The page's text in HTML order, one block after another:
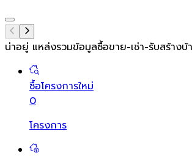
น่าอยู่ แหล่งรวมข้อมูลซื้อขาย-เช่า-รับสร้าง
ซื้อโครงการใหม่
0
โครงการ